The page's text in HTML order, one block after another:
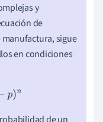
y
de
sigue
en condiciones
)n